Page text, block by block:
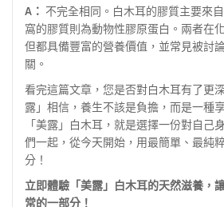
A： 不完全相同。白木耳的膠質主要來
窩的膠質則為動物性膠原蛋白。兩者在
但都具備豐富的營養價值，並常見被討
關。
看完這篇文章，您是否對白木耳有了更
露」相信，養生不該是負擔，而是一種
「美露」白木耳，就是選擇一份對自己
們一起，從今天開始，用最簡單、最純
分！
立即體驗「美露」白木耳的天然滋養，
常的一部分！